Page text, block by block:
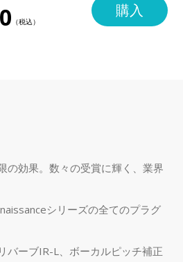
購入
の効果。数々の受賞に輝く、業界
シリーズの全てのプラグ
バーブIR-L、ボーカルピッチ補正